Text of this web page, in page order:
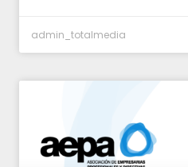
admin_totalmedia